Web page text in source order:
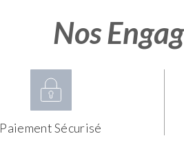
Nos
Paiement Sécurisé